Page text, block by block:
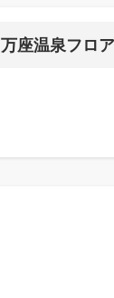
万座温泉フロ